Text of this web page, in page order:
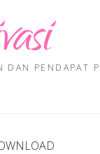
DAN PENDAPAT